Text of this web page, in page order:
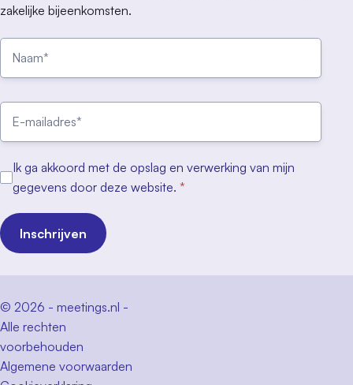
zakelijke bijeenkomsten.
Ik ga akkoord met de opslag en verwerking van mijn
gegevens door deze website. *
Inschrijven
© 2026 - meetings.nl -
Alle rechten
voorbehouden
Algemene voorwaarden